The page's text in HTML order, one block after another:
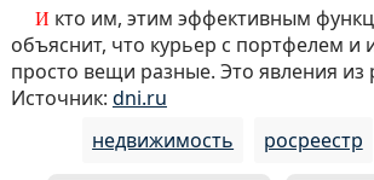
И кто им, этим эффективным функционерам,
объяснит, что курьер с портфелем и
просто вещи разные. Это явления из
Источник: dni.ru
недвижимость
росреестр